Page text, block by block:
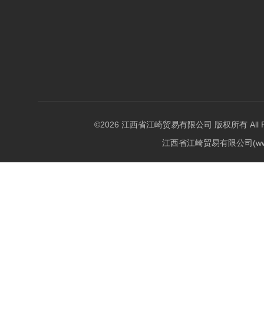
©2026 江西省江崎贸易有限公司 版权所有 All
江西省江崎贸易有限公司